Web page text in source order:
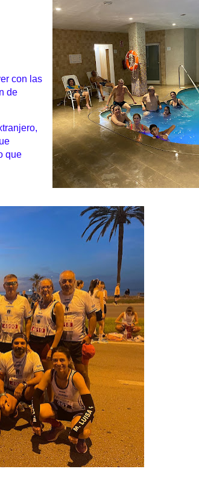
con las
de
que